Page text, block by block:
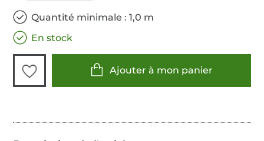
Quantité minimale : 1,0 m
En stock
Ajouter à mon panier